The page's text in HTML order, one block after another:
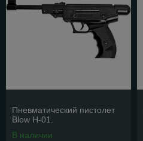
Пневматический пистолет
Blow H-01.
В наличии